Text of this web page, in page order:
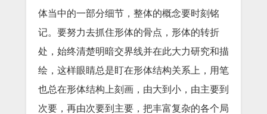
体当中的一部分细节，整体的概念要时刻铭
记。要努力去抓住形体的骨点，形体的转折
处，始终清楚明暗交界线并在此大力研究和描
绘，这样眼睛总是盯在形体结构关系上，用笔
也总在形体结构上刻画，由大到小，由主要到
次要，再由次要到主要，把丰富复杂的各个局